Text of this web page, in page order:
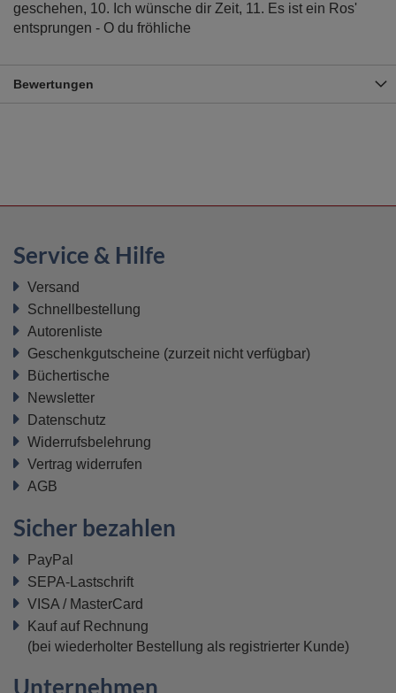
geschehen, 10. Ich wünsche dir Zeit, 11. Es ist ein Ros'
entsprungen - O du fröhliche
Bewertungen
Service & Hilfe
Versand
Schnellbestellung
Autorenliste
Geschenkgutscheine (zurzeit nicht verfügbar)
Büchertische
Newsletter
Datenschutz
Widerrufsbelehrung
Vertrag widerrufen
AGB
Sicher bezahlen
PayPal
SEPA-Lastschrift
VISA / MasterCard
Kauf auf Rechnung
(bei wiederholter Bestellung als registrierter Kunde)
Unternehmen